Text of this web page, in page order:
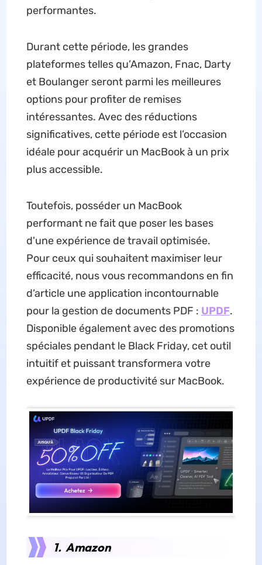
performantes.
Durant cette période, les grandes
plateformes telles qu’Amazon, Fnac, Darty
et Boulanger seront parmi les meilleures
options pour profiter de remises
intéressantes. Avec des réductions
significatives, cette période est l’occasion
idéale pour acquérir un MacBook à un prix
plus accessible.
Toutefois, posséder un MacBook
performant ne fait que poser les bases
d'une expérience de travail optimisée.
Pour ceux qui souhaitent maximiser leur
efficacité, nous vous recommandons en fin
d’article une application incontournable
pour la gestion de documents PDF : UPDF.
Disponible également avec des promotions
spéciales pendant le Black Friday, cet outil
intuitif et puissant transformera votre
expérience de productivité sur MacBook.
1. Amazon